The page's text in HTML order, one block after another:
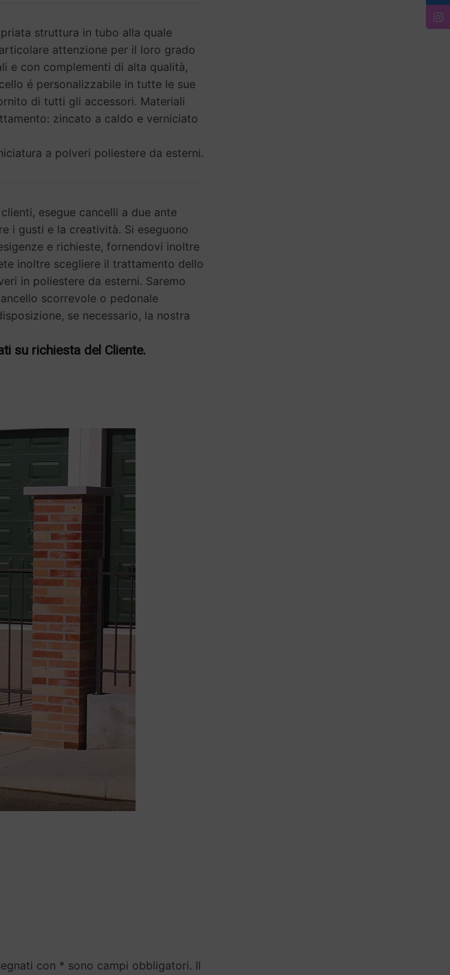
struttura in tubo alla quale
attenzione per il loro grado
e con complementi di alta qualità,
é personalizzabile in tutte le sue
di tutti gli accessori. Materiali
zincato a caldo e verniciato
a polveri poliestere da esterni.
esegue cancelli a due ante
i gusti e la creatività. Si eseguono
e richieste, fornendovi inoltre
inoltre scegliere il trattamento dello
in poliestere da esterni. Saremo
scorrevole o pedonale
se necessario, la nostra
su richiesta del Cliente.
con * sono campi obbligatori. Il